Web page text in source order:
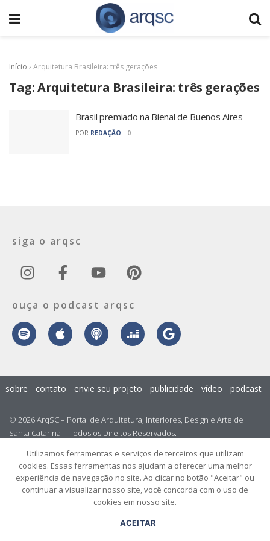
Início › Arquitetura Brasileira: três gerações
Tag:Arquitetura Brasileira: três gerações
Brasil premiado na Bienal de Buenos Aires
POR REDAÇÃO 0
siga o arqsc
ouça o podcast arqsc
© 2026 ArqSC – Portal de Arquitetura, Interiores, Design e Arte de
Santa Catarina – Todos os Direitos Reservados.
sobre contato envie seu projeto publicidade vídeo podcast
Utilizamos ferramentas e serviços de terceiros que utilizam
cookies. Essas ferramentas nos ajudam a oferecer uma melhor
experiência de navegação no site. Ao clicar no botão "Aceitar" ou
continuar a visualizar nosso site, você concorda com o uso de
cookies em nosso site.
ACEITAR